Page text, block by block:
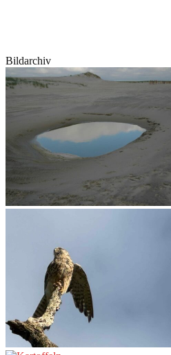
Bildarchiv